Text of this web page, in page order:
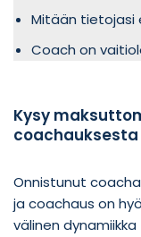
Mitään tietojasi
Coach on
Kysy
coachauksesta
Onnistunut
ja coachaus on
välinen